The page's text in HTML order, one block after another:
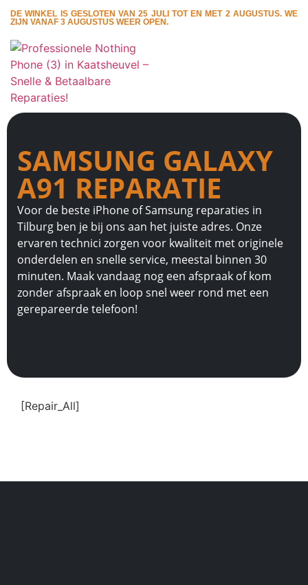
DE WINKEL IS GESLOTEN VAN 25 JULI TOT EN MET 2 AUGUSTUS. WE
ZIJN VANAF 3 AUGUSTUS WEER OPEN.
SAMSUNG GALAXY
A91 REPARATIE
Voor de beste iPhone of Samsung reparaties in
Tilburg ben je bij ons aan het juiste adres. Onze
ervaren technici zorgen voor kwaliteit met originele
onderdelen en snelle service, meestal binnen 30
minuten. Maak vandaag nog een afspraak of kom
zonder afspraak en loop snel weer rond met een
gerepareerde telefoon!
[Repair_All]